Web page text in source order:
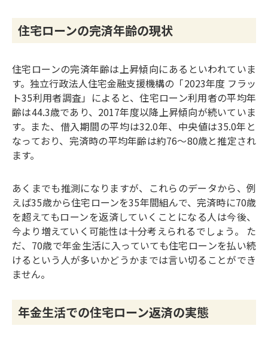
住宅ローンの完済年齢の現状
住宅ローンの完済年齢は上昇傾向にあるといわれていま
す。独立行政法人住宅金融支援機構の「2023年度 フラッ
ト35利用者調査」によると、住宅ローン利用者の平均年
齢は44.3歳であり、2017年度以降上昇傾向が続いていま
す。また、借入期間の平均は32.0年、中央値は35.0年と
なっており、完済時の平均年齢は約76～80歳と推定され
ます。
あくまでも推測になりますが、これらのデータから、例
えば35歳から住宅ローンを35年間組んで、完済時に70歳
を超えてもローンを返済していくことになる人は今後、
今より増えていく可能性は十分考えられるでしょう。 た
だ、70歳で年金生活に入っていても住宅ローンを払い続
けるという人が多いかどうかまでは言い切ることができ
ません。
年金生活での住宅ローン返済の実態